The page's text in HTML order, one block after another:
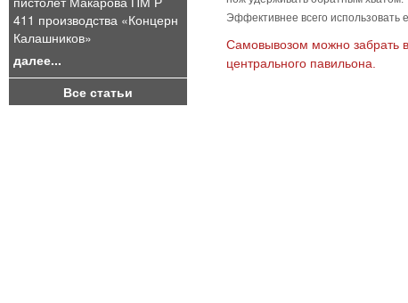
411 производства «Концерн
Калашников»
далее...
Все статьи
Эффективнее всего использовать
Самовывозом можно забрать
центрального павильона.